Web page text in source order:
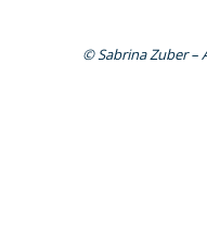
© Sabrina Zuber –